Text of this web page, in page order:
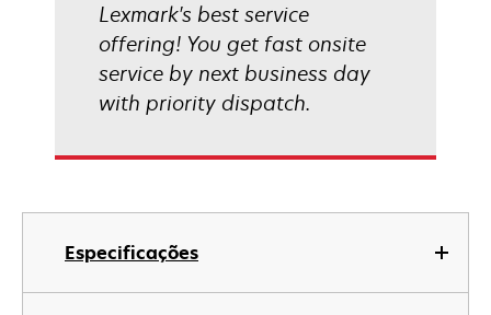
Especificações
Lexmark's best service
offering! You get fast onsite
service by next business day
with priority dispatch.